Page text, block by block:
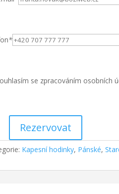
*
se zpracováním osobních
Rezervovat
Kapesní hodinky, Pánské,